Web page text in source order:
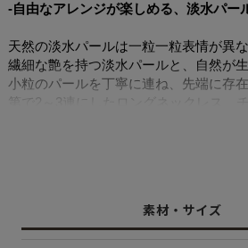
-自由なアレンジが楽しめる、淡水パー
天然の淡水パールは一粒一粒表情が異
繊細な艶を持つ淡水パールと、自然が
小粒のパールを丁寧に連ね、先端に存
第で2～3連にしたロングネックレス、
シンプルな装いには洗練された抜け感
ますのでご了承の程お願いいたします
ます。
素材・サイズ